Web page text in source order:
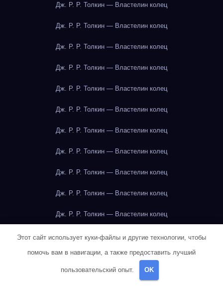
Дж. Р. Р. Толкин — Властелин колец
Дж. Р. Р. Толкин — Властелин колец
Дж. Р. Р. Толкин — Властелин колец
Дж. Р. Р. Толкин — Властелин колец
Дж. Р. Р. Толкин — Властелин колец
Дж. Р. Р. Толкин — Властелин колец
Дж. Р. Р. Толкин — Властелин колец
Дж. Р. Р. Толкин — Властелин колец
Дж. Р. Р. Толкин — Властелин колец
Дж. Р. Р. Толкин — Властелин колец
Дж. Р. Р. Толкин — Властелин колец
Дж. Р. Р. Толкин — Властелин колец
Дж. Р. Р. Толкин — Властелин колец
Этот сайт использует куки-файлы и другие технологии, чтобы
помочь вам в навигации, а также предоставить лучший
пользовательский опыт. OK